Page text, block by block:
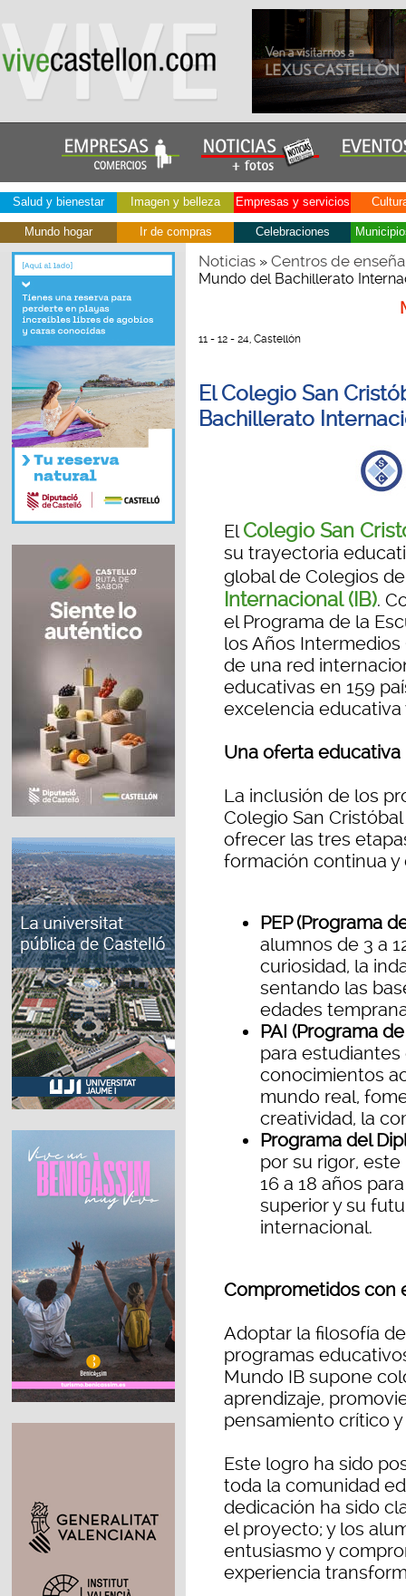
Salud y bienestar Imagen y belleza Empresas y servicios
Mundo hogar Ir de compras Celebraciones
Noticias» Centros de
Mundo del Bachillerato
11 - 12 - 24, Castellón
El Colegio San
Bachillerato
ElColegio San
su trayectoria
global de Colegios
Internacional (IB).
el Programa de la
los Años Intermedios
de una red
educativas en 159
excelencia
Una oferta educativa
La inclusión de los
Colegio San
ofrecer las tres
formación continua y
PEP (Programa
alumnos de 3 a
curiosidad, la
sentando las
edades
PAI (Programa
para estudiantes
conocimientos
mundo real,
creatividad, la
Programa del
por su rigor,
16 a 18 años
superior y su
internacional.
Comprometidos con
Adoptar la filosofía
programas
Mundo IB supone
aprendizaje,
pensamiento crítico
Este logro ha sido
toda la comunidad
dedicación ha sido
el proyecto; y los
entusiasmo y
experiencia